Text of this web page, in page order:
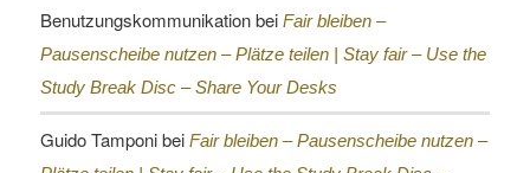
Benutzungskommunikationbei Fair bleiben –
Pausenscheibe nutzen – Plätze teilen | Stay fair – Use the
Study Break Disc – Share Your Desks
Guido Tamponibei Fair bleiben – Pausenscheibe nutzen –